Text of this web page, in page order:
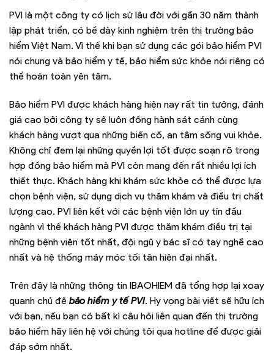
PVI là một công ty có lịch sử lâu đời với gần 30 năm thành
lập phát triển, có bề dày kinh nghiệm trên thị trường bảo
hiểm Việt Nam. Vì thế khi bạn sử dụng các gói bảo hiểm PVI
nói chung và bảo hiểm y tế, bảo hiểm sức khỏe nói riêng có
thể hoàn toàn yên tâm.
Bảo hiểm PVI được khách hàng hiện nay rất tin tưởng, đánh
giá cao bởi công ty sẽ luôn đồng hành sát cánh cùng
khách hàng vượt qua những biến cố, an tâm sống vui khỏe.
Không chỉ đem lại những quyền lợi tốt được soạn rõ trong
hợp đồng bảo hiểm mà PVI còn mang đến rất nhiều lợi ích
thiết thực. Khách hàng khi khám sức khỏe có thể được lựa
chọn bệnh viện, sử dụng dịch vụ thăm khám và điều trị chất
lượng cao. PVI liên kết với các bệnh viện lớn uy tín đầu
ngành vì thế khách hàng PVI được thăm khám điều trị tại
những bệnh viện tốt nhất, đội ngũ y bác sĩ có tay nghề cao
nhất và hệ thống máy móc tối tân hiện đại nhất.
Trên đây là những thông tin IBAOHIEM đã tổng hợp lại xoay
quanh chủ đề bảo hiểm y tế PVI. Hy vọng bài viết sẽ hữu ích
với bạn, nếu bạn có bất kì câu hỏi liên quan đến thị trường
bảo hiểm hãy liên hệ với chúng tôi qua hotline để được giải
đáp sớm nhất.